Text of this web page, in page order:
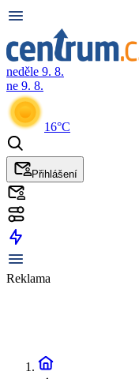
neděle 9. 8.
ne 9. 8.
16°C
Přihlášení
Reklama